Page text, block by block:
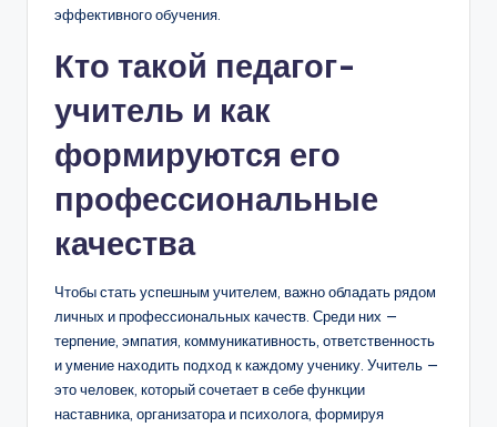
эффективного обучения.
Кто такой педагог-
учитель и как
формируются его
профессиональные
качества
Чтобы стать успешным учителем, важно обладать рядом
личных и профессиональных качеств. Среди них —
терпение, эмпатия, коммуникативность, ответственность
и умение находить подход к каждому ученику. Учитель —
это человек, который сочетает в себе функции
наставника, организатора и психолога, формируя